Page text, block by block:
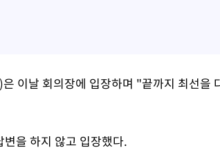
이날 회의장에 입장하며 "끝까지 최선을
을 하지 않고 입장했다.